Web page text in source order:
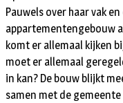
Pauwels over haar vak
appartementengebouw
komt er allemaal kijken
moet er allemaal
in kan? De bouw blijkt
samen met de